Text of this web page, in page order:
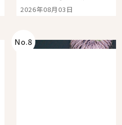
嗎？日本重金屬樂團
「打首」會長與nagano
2026年08月03日
No.8